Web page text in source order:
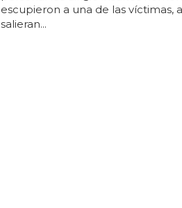
escupieron a una de las víctimas,
salieran...